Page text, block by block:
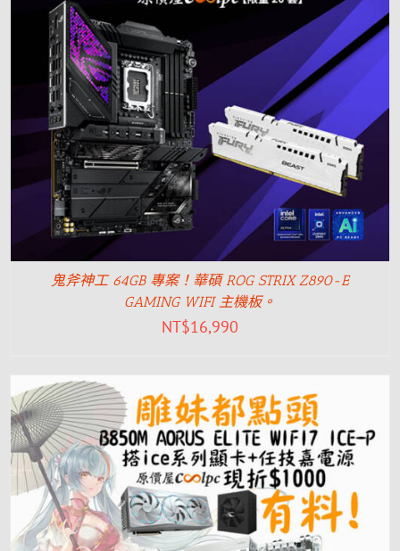
鬼斧神工 64GB 專案！華碩 ROG STRIX Z890-E
GAMING WIFI 主機板。
NT$16,990